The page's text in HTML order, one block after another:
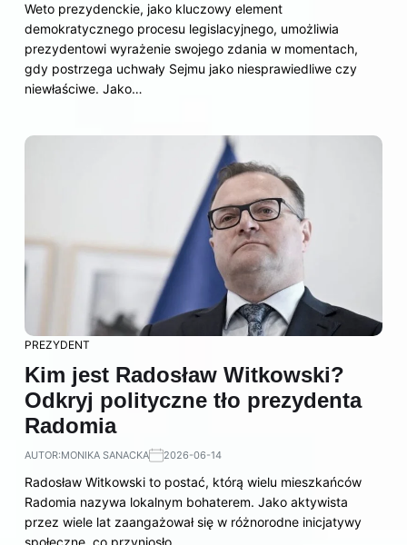
Weto prezydenckie, jako kluczowy element
demokratycznego procesu legislacyjnego, umożliwia
prezydentowi wyrażenie swojego zdania w momentach,
gdy postrzega uchwały Sejmu jako niesprawiedliwe czy
niewłaściwe. Jako…
PREZYDENT
Kim jest Radosław Witkowski?
Odkryj polityczne tło prezydenta
Radomia
AUTOR:MONIKA SANACKA 2026-06-14
Radosław Witkowski to postać, którą wielu mieszkańców
Radomia nazywa lokalnym bohaterem. Jako aktywista
przez wiele lat zaangażował się w różnorodne inicjatywy